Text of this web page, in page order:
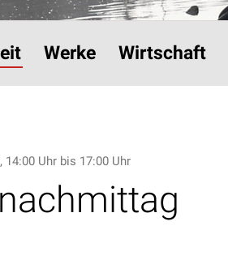
Werke Wirtschaft
, 14:00 Uhr bis 17:00 Uhr